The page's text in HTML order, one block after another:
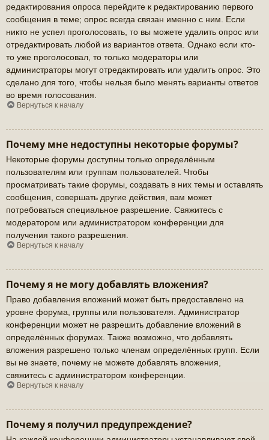
редактирования опроса перейдите к редактированию первого
сообщения в теме; опрос всегда связан именно с ним. Если
никто не успел проголосовать, то вы можете удалить опрос или
отредактировать любой из вариантов ответа. Однако если кто-
то уже проголосовал, то только модераторы или
администраторы могут отредактировать или удалить опрос. Это
сделано для того, чтобы нельзя было менять варианты ответов
во время голосования.
Вернуться к началу
Почему мне недоступны некоторые форумы?
Некоторые форумы доступны только определённым
пользователям или группам пользователей. Чтобы
просматривать такие форумы, создавать в них темы и оставлять
сообщения, совершать другие действия, вам может
потребоваться специальное разрешение. Свяжитесь с
модератором или администратором конференции для
получения такого разрешения.
Вернуться к началу
Почему я не могу добавлять вложения?
Право добавления вложений может быть предоставлено на
уровне форума, группы или пользователя. Администратор
конференции может не разрешить добавление вложений в
определённых форумах. Также возможно, что добавлять
вложения разрешено только членам определённых групп. Если
вы не знаете, почему не можете добавлять вложения,
свяжитесь с администратором конференции.
Вернуться к началу
Почему я получил предупреждение?